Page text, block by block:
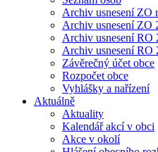
Archiv usnesení ZO
Archiv usnesení ZO
Archiv usnesení RO
Archiv usnesení RO
Závěrečný účet obce
Rozpočet obce
Vyhlášky a nařízení
Aktuálně
Aktuality
Kalendář akcí v obci
Akce v okolí